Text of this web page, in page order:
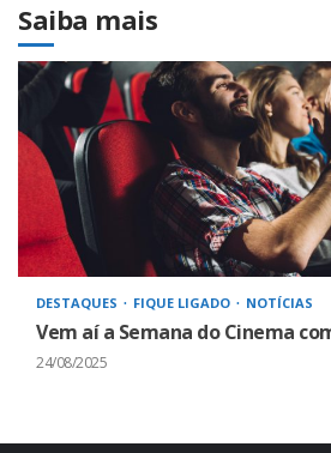
Saiba mais
DESTAQUES FIQUE LIGADO NOTÍCIAS
Vem aí a Semana do Cinema
24/08/2025